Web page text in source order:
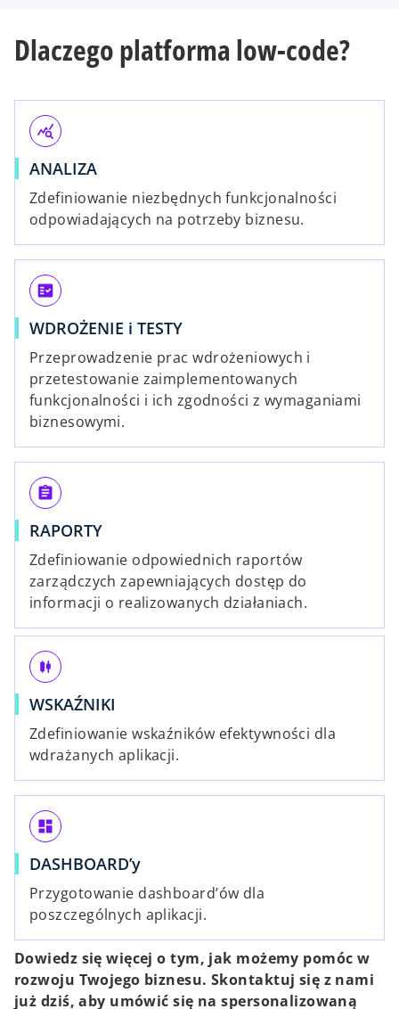
Dlaczego platforma low-code?
query_stats
ANALIZA
Zdefiniowanie niezbędnych funkcjonalności
odpowiadających na potrzeby biznesu.
fact_check
WDROŻENIE i TESTY
Przeprowadzenie prac wdrożeniowych i
przetestowanie zaimplementowanych
funkcjonalności i ich zgodności z wymaganiami
biznesowymi.
assignment
RAPORTY
Zdefiniowanie odpowiednich raportów
zarządczych zapewniających dostęp do
informacji o realizowanych działaniach.
candlestick_chart
WSKAŹNIKI
Zdefiniowanie wskaźników efektywności dla
wdrażanych aplikacji.
dashboard
DASHBOARD’y
Przygotowanie dashboard’ów dla
poszczególnych aplikacji.
Dowiedz się więcej o tym, jak możemy pomóc w
rozwoju Twojego biznesu. Skontaktuj się z nami
już dziś, aby umówić się na spersonalizowaną